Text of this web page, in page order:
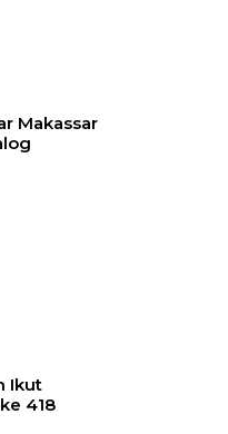
Makassar
Ikut
418